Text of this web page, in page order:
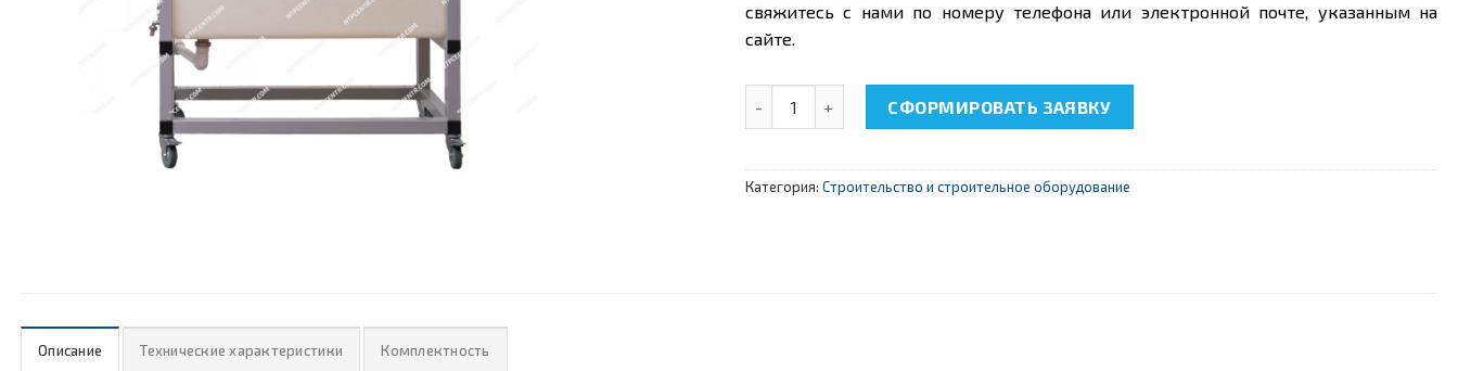
свяжитесь с нами по номеру телефона или электронной почте, указанным на
сайте.
СФОРМИРОВАТЬ ЗАЯВКУ
Категория: Строительство и строительное оборудование
Описание Технические характеристики Комплектность